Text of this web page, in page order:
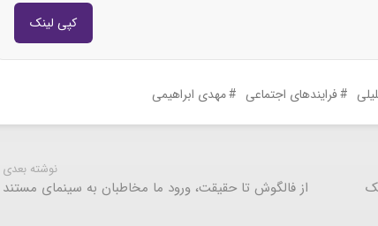
کپی لینک
فرایندهای اجتماعی مهدی ابراهیمی
نوشته بعدی
از فالگوش تا حقیقت، ورود ما مخاطبان به سینمای مستند